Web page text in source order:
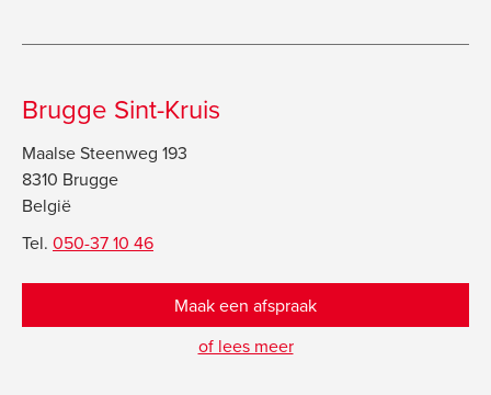
Brugge Sint-Kruis
Maalse Steenweg 193
8310 Brugge
België
Tel. 050-37 10 46
Maak een afspraak
of lees meer